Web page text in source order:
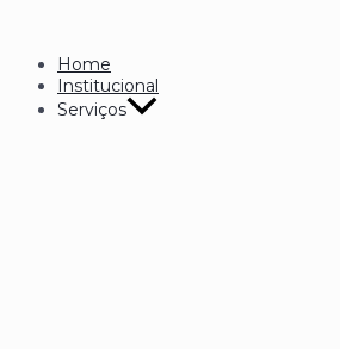
Home
Institucional
Serviços